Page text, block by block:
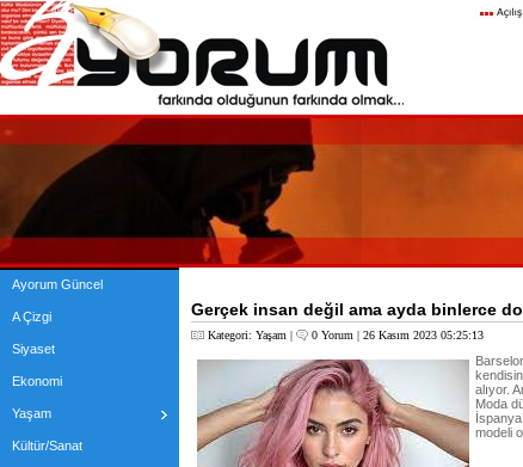
Ayorum Güncel
A Çizgi
Siyaset
Ekonomi
Yaşam
Kültür/Sanat
Gerçek insan değil ama ayda binlerce
Kategori: Yaşam | 0 Yorum | 26 Kasım 2023 05:25:13
alıyor.
Moda
modeli